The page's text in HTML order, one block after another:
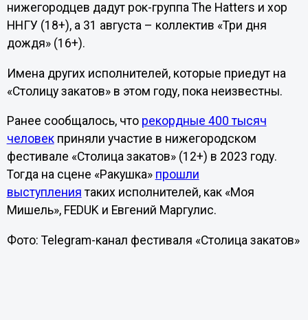
нижегородцев дадут рок-группа The Hatters и хор
ННГУ (18+), а 31 августа – коллектив «Три дня
дождя» (16+).
Имена других исполнителей, которые приедут на
«Столицу закатов» в этом году, пока неизвестны.
Ранее сообщалось, что рекордные 400 тысяч
человекприняли участие в нижегородском
фестивале «Столица закатов» (12+) в 2023 году.
Тогда на сцене «Ракушка» прошли
выступления таких исполнителей, как «Моя
Мишель», FEDUK и Евгений Маргулис.
Фото: Telegram-канал фестиваля «Столица закатов»